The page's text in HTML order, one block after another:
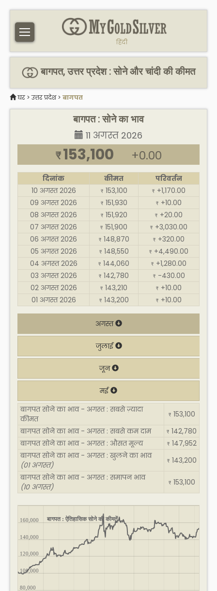
हिंदी
बागपत, उत्तर प्रदेश : सोने और चांदी की कीमत
घर >उत्तर प्रदेश> बागपत
बागपत : सोने का भाव
11 अगस्त 2026
₹ 153,100 +0.00
दिनांक कीमत
परिवर्तन
10 अगस्त 2026
₹ 153,100 ₹ +1,170.00
09 अगस्त 2026
₹ 151,930 ₹ +10.00
08 अगस्त 2026
₹ 151,920 ₹ +20.00
07 अगस्त 2026
₹ 151,900 ₹ +3,030.00
06 अगस्त 2026
₹ 148,870 ₹ +320.00
05 अगस्त 2026
₹ 148,550 ₹ +4,490.00
04 अगस्त 2026
₹ 144,060 ₹ +1,280.00
03 अगस्त 2026
₹ 142,780 ₹ -430.00
02 अगस्त 2026
₹ 143,210 ₹ +10.00
01 अगस्त 2026
₹ 143,200 ₹ +10.00
अगस्त
जुलाई
जून
मई
बागपत सोने का भाव - अगस्त : सबसे ज़्यादा
कीमत
₹ 153,100
बागपत सोने का भाव - अगस्त : सबसे कम दाम
₹ 142,780
बागपत सोने का भाव - अगस्त : औसत मूल्य
₹ 147,952
बागपत सोने का भाव - अगस्त : खुलने का भाव
(01 अगस्त)
₹ 143,200
बागपत सोने का भाव - अगस्त : समापन भाव
(10 अगस्त)
₹ 153,100
बागपत : ऐतिहासिक सोने की कीमतें
80,000
100,000
120,000
140,000
160,000